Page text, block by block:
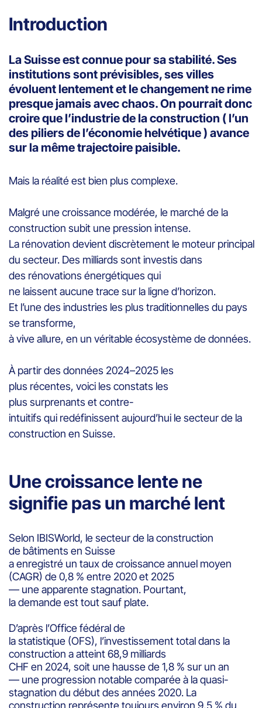
Introduction
La Suisse est connue pour sa stabilité. Ses
institutions sont prévisibles, ses villes
évoluent lentement et le changement ne rime
presque jamais avec chaos. On pourrait donc
croire que l’industrie de la construction ( l’un
des piliers de l’économie helvétique ) avance
sur la même trajectoire paisible.
Mais la réalité est bien plus complexe.
Malgré une croissance modérée, le marché de la
construction subit une pression intense.
La rénovation devient discrètement le moteur principal
du secteur. Des milliards sont investis dans
des rénovations énergétiques qui
ne laissent aucune trace sur la ligne d’horizon.
Et l’une des industries les plus traditionnelles du pays
se transforme,
à vive allure, en un véritable écosystème de données.
À partir des données 2024–2025 les
plus récentes, voici les constats les
plus surprenants et contre-
intuitifs qui redéfinissent aujourd’hui le secteur de la
construction en Suisse.
Une croissance lente ne
signifie pas un marché lent
Selon IBISWorld, le secteur de la construction
de bâtiments en Suisse
a enregistré un taux de croissance annuel moyen
(CAGR) de 0,8 % entre 2020 et 2025
— une apparente stagnation. Pourtant,
la demande est tout sauf plate.
D’après l’Office fédéral de
la statistique (OFS), l’investissement total dans la
construction a atteint 68,9 milliards
CHF en 2024, soit une hausse de 1,8 % sur un an
— une progression notable comparée à la quasi-
stagnation du début des années 2020. La
construction représente toujours environ 9,5 % du